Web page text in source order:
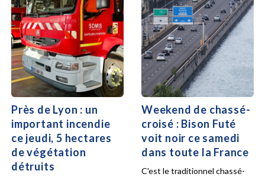
Près de Lyon : un
important incendie
ce jeudi, 5 hectares
de végétation
détruits
Weekend de chassé-
croisé : Bison Futé
voit noir ce samedi
dans toute la France
C'est le traditionnel chassé-